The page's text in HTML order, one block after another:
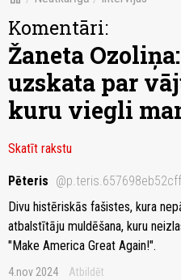
Komentāri:
Žaneta
uzskata par
kuru viegli
Skatīt rakstu
Pēteris @p.teris.657698eb52cff
Divu histēriskās fašistes, kura
atbalstītāju muldēšana, kuru
"Make America Great Again!".
4.nov 2024 Atbildēt